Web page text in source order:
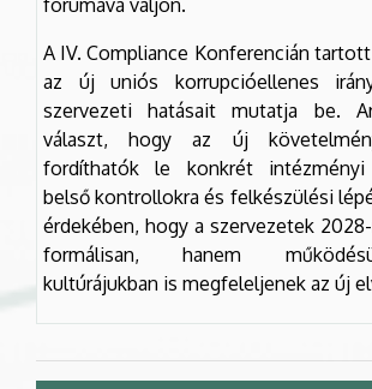
fórumává váljon.
A IV. Compliance Konferencián
az új uniós korrupcióellenes
szervezeti hatásait mutatja be.
választ, hogy az új
fordíthatók le konkrét intézményi
belső kontrollokra és felkészülési
érdekében, hogy a szervezetek
formálisan, hanem
kultúrájukban is megfeleljenek az új